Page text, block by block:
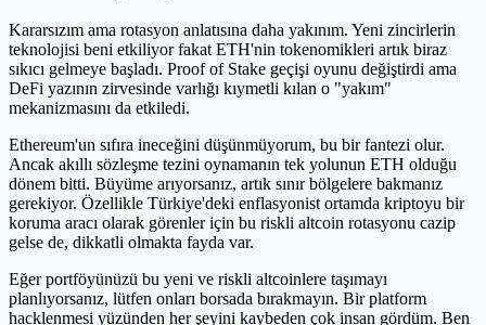
Kararsızım ama rotasyon anlatısına daha yakınım. Yeni zincirlerin
teknolojisi beni etkiliyor fakat ETH'nin tokenomikleri artık biraz
sıkıcı gelmeye başladı. Proof of Stake geçişi oyunu değiştirdi ama
DeFi yazının zirvesinde varlığı kıymetli kılan o "yakım"
mekanizmasını da etkiledi.
Ethereum'un sıfıra ineceğini düşünmüyorum, bu bir fantezi olur.
Ancak akıllı sözleşme tezini oynamanın tek yolunun ETH olduğu
dönem bitti. Büyüme arıyorsanız, artık sınır bölgelere bakmanız
gerekiyor. Özellikle Türkiye'deki enflasyonist ortamda kriptoyu bir
koruma aracı olarak görenler için bu riskli altcoin rotasyonu cazip
gelse de, dikkatli olmakta fayda var.
Eğer portföyünüzü bu yeni ve riskli altcoinlere taşımayı
planlıyorsanız, lütfen onları borsada bırakmayın. Bir platform
hacklenmesi yüzünden her şeyini kaybeden çok insan gördüm. Ben